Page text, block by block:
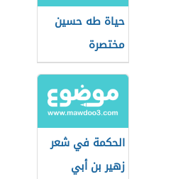
حياة طه حسين
مختصرة
الحكمة في شعر
زهير بن أبي